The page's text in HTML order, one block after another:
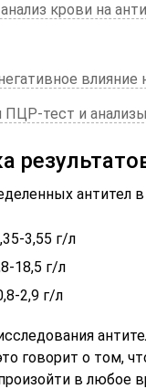
крови на
влияние
тест и анализы
антител
3,55 г/л
18,5 г/л
2,9 г/л
говорит о том,
в любое